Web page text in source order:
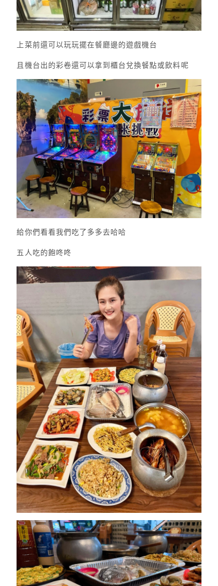
上菜前還可以玩玩擺在餐廳邊的遊戲機台
且機台出的彩卷還可以拿到櫃台兌換餐點或飲料呢
給你們看看我們吃了多多去哈哈
五人吃的飽咚咚